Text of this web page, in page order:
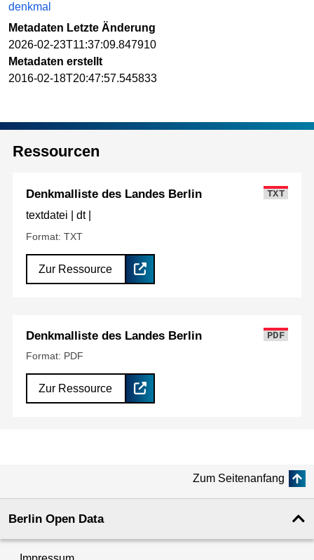
denkmal
Metadaten Letzte Änderung
2026-02-23T11:37:09.847910
Metadaten erstellt
2016-02-18T20:47:57.545833
Ressourcen
Denkmalliste des Landes Berlin TXT
textdatei | dt |
Format: TXT
Zur Ressource
Denkmalliste des Landes Berlin
PDF
Format: PDF
Zur Ressource
Zum Seitenanfang
Berlin Open Data